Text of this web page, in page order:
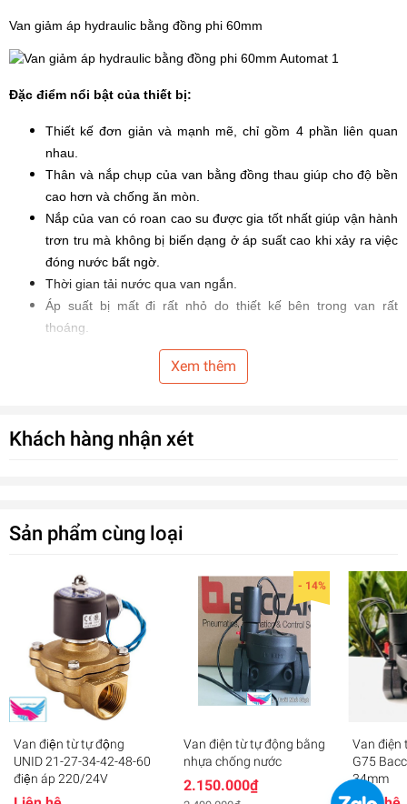
Van giảm áp hydraulic bằng đồng phi 60mm
Đặc điểm nổi bật của thiết bị:
Thiết kế đơn giản và mạnh mẽ, chỉ gồm 4 phần liên quan
nhau.
Thân và nắp chụp của van bằng đồng thau giúp cho độ bền
cao hơn và chống ăn mòn.
Nắp của van có roan cao su được gia tốt nhất giúp vận hành
trơn tru mà không bị biến dạng ở áp suất cao khi xảy ra việc
đóng nước bất ngờ.
Thời gian tải nước qua van ngắn.
Áp suất bị mất đi rất nhỏ do thiết kế bên trong van rất
thoáng.
Lắp van thủy lực đúng theo chiều mũi tên.
Tương thích với hầu hết cácbộ điều khiển tự động
Đường kính:ren trong 60mm
Áp suất hoạt động: 0.6 - 10 bar (kg/cm2)
Nhiệt độ chịu đựng:lên tới 60 độ C
Kích thước van:180x100x119 (LxHxW) mm
Lưu lượng nước qua van: 10 - 30m3/h
Chất liệu: Đồng thau
Nhà sản xuất:Automat - India
Bảo hành:
Xem thêm
Khách hàng nhận xét
Sản phẩm cùng loại
Van điện từ tự động
UNID 21-27-34-42-48-60
điện áp 220/24V
- 14%
Van điện từ tự động bằng
nhựa chống nước
2.150.000₫
Van điện
G75
34mm
Van giảm áp hydraulic bằng đồng phi 60mm